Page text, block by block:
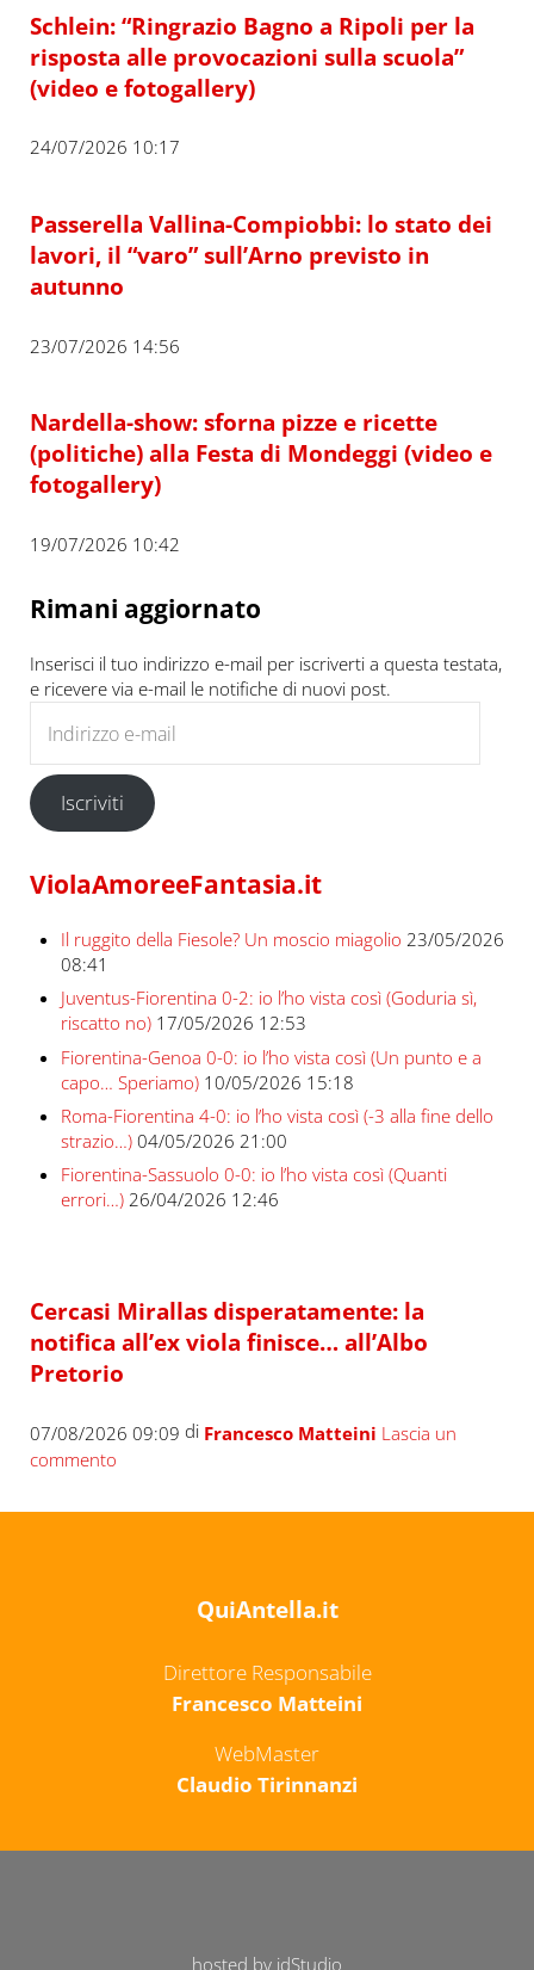
Schlein: “Ringrazio Bagno a Ripoli per la
risposta alle provocazioni sulla scuola”
(video e fotogallery)
24/07/2026 10:17
Passerella Vallina-Compiobbi: lo stato dei
lavori, il “varo” sull’Arno previsto in
autunno
23/07/2026 14:56
Nardella-show: sforna pizze e ricette
(politiche) alla Festa di Mondeggi (video e
fotogallery)
19/07/2026 10:42
Rimani aggiornato
Inserisci il tuo indirizzo e-mail per iscriverti a questa testata,
e ricevere via e-mail le notifiche di nuovi post.
Iscriviti
ViolaAmoreeFantasia.it
Il ruggito della Fiesole? Un moscio miagolio 23/05/2026
08:41
Juventus-Fiorentina 0-2: io l’ho vista così (Goduria sì,
riscatto no) 17/05/2026 12:53
Fiorentina-Genoa 0-0: io l’ho vista così (Un punto e a
capo… Speriamo) 10/05/2026 15:18
Roma-Fiorentina 4-0: io l’ho vista così (-3 alla fine dello
strazio…) 04/05/2026 21:00
Fiorentina-Sassuolo 0-0: io l’ho vista così (Quanti
errori…) 26/04/2026 12:46
Cercasi Mirallas disperatamente: la
notifica all’ex viola finisce… all’Albo
Pretorio
07/08/2026 09:09 di Francesco Matteini Lascia un
commento
QuiAntella.it
Direttore Responsabile
Francesco Matteini
WebMaster
Claudio Tirinnanzi
hosted by idStudio